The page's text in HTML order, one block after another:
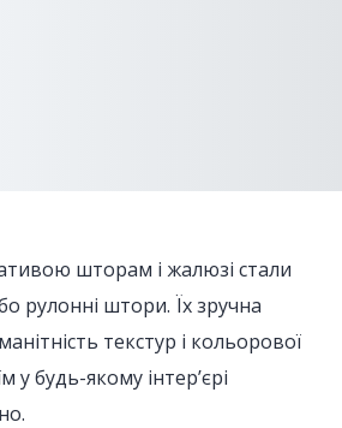
шторам і жалюзі стали
рулонні штори. Їх зручна
текстур і кольорової
у будь-якому інтер’єрі